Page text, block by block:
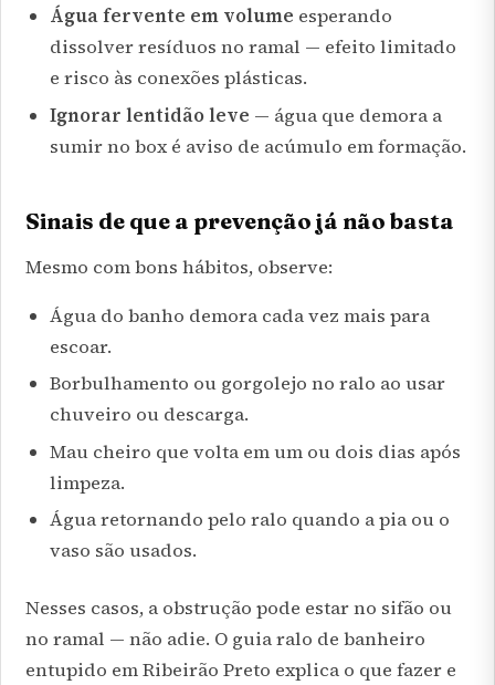
Água fervente em volume esperando
dissolver resíduos no ramal — efeito limitado
e risco às conexões plásticas.
Ignorar lentidão leve — água que demora a
sumir no box é aviso de acúmulo em formação.
Sinais de que a prevenção já não basta
Mesmo com bons hábitos, observe:
Água do banho demora cada vez mais para
escoar.
Borbulhamento ou gorgolejo no ralo ao usar
chuveiro ou descarga.
Mau cheiro que volta em um ou dois dias após
limpeza.
Água retornando pelo ralo quando a pia ou o
vaso são usados.
Nesses casos, a obstrução pode estar no sifão ou
no ramal — não adie. O guiaralo de banheiro
entupido em Ribeirão Preto explica o que fazer e